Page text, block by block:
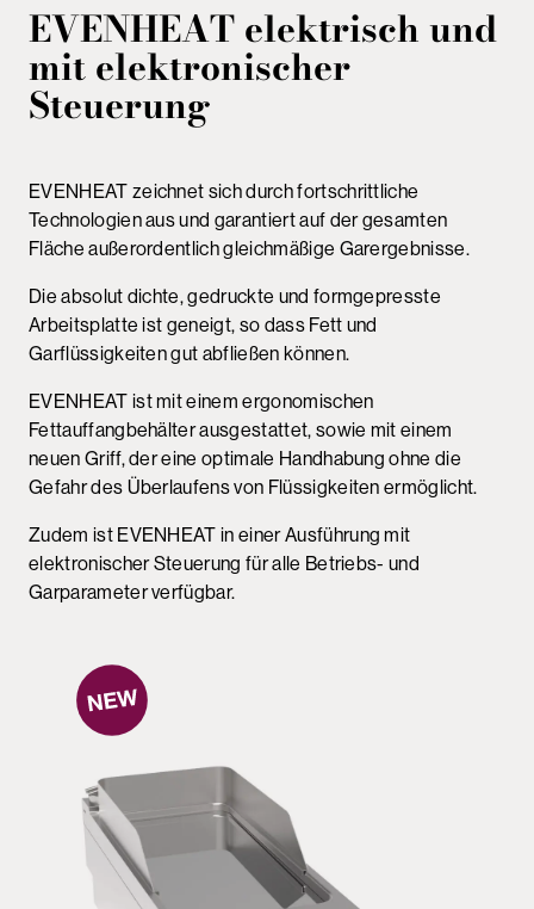
EVENHEATelektrisch und
mit elektronischer
Steuerung
EVENHEAT zeichnet sich durch fortschrittliche
Technologien aus und garantiert auf der gesamten
Fläche außerordentlich gleichmäßige Garergebnisse.
Die absolut dichte, gedruckte und formgepresste
Arbeitsplatte ist geneigt, so dass Fett und
Garflüssigkeiten gut abfließen können.
EVENHEAT ist mit einem ergonomischen
Fettauffangbehälter ausgestattet, sowie mit einem
neuen Griff, der eine optimale Handhabung ohne die
Gefahr des Überlaufens von Flüssigkeiten ermöglicht.
Zudem ist EVENHEAT in einer Ausführung mit
elektronischer Steuerung für alle Betriebs- und
Garparameter verfügbar.